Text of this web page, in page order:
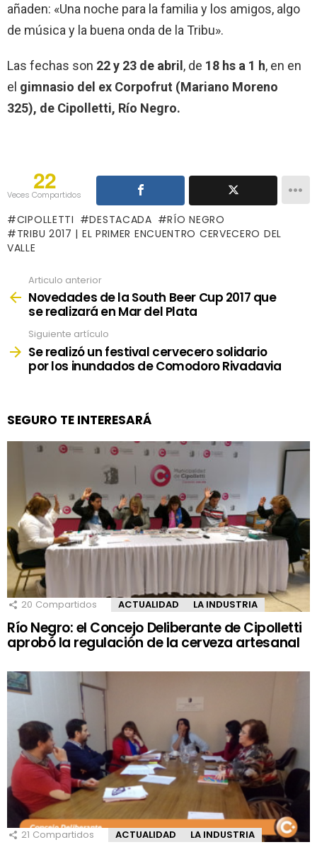
añaden: «Una noche para la familia y los amigos, algo
de música y la buena onda de la Tribu».
Las fechas son 22 y 23 de abril, de 18 hs a 1 h, en en
el gimnasio del ex Corpofrut (Mariano Moreno
325), de Cipolletti, Río Negro.
22
Veces Compartidos
CIPOLLETTI DESTACADA
RÍO NEGRO
TRIBU 2017 | EL PRIMER ENCUENTRO CERVECERO DEL
VALLE
more
Articulo anterior
Novedades de la South Beer Cup 2017 que
se realizará en Mar del Plata
Siguiente artículo
Se realizó un festival cervecero solidario
por los inundados de Comodoro Rivadavia
SEGURO TE INTERESARÁ
20 Compartidos ACTUALIDAD LA INDUSTRIA
Río Negro: el Concejo Deliberante de Cipolletti
aprobó la regulación de la cerveza artesanal
21 Compartidos ACTUALIDAD LA INDUSTRIA